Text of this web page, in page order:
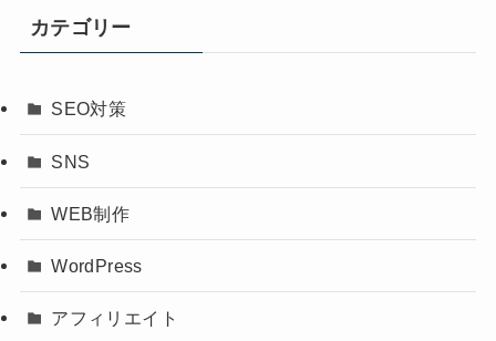
カテゴリー
SEO対策
SNS
WEB制作
WordPress
アフィリエイト